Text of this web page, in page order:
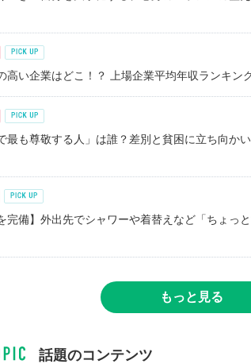
高い企業はどこ！？ 上場企業平均年収ランキン
最も尊敬する人」は誰？差別と貧困に立ち向か
完備】外出先でシャワーや着替えなど「ちょっ
もっと見る
話題のコンテンツ